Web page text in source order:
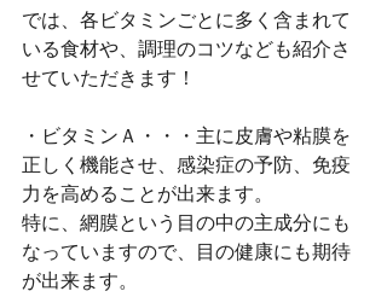
では、各ビタミンごとに多く含まれて
いる食材や、調理のコツなども紹介さ
せていただきます！
・ビタミンＡ・・・主に皮膚や粘膜を
正しく機能させ、感染症の予防、免疫
力を高めることが出来ます。
特に、網膜という目の中の主成分にも
なっていますので、目の健康にも期待
が出来ます。